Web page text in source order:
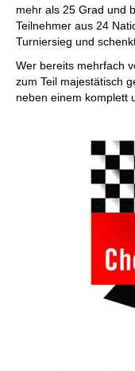
mehr als 25 Grad und
Teilnehmer aus 24
Turniersieg und
Wer bereits mehrfach
zum Teil majestätisch
neben einem komplett